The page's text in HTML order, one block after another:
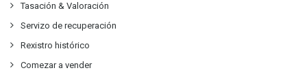
Tasación & Valoración
Servizo de recuperación
Rexistro histórico
Comezar a vender